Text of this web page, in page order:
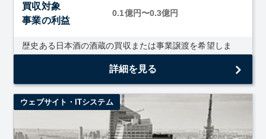
買収対象
事業の利益
0.1億円〜0.3億円
歴史ある日本酒の酒蔵の買収または事業譲渡を希望しま
詳細を見る
ウェブサイト・ITシステム